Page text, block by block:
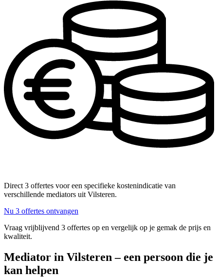
Direct 3 offertes voor een specifieke kostenindicatie van
verschillende mediators uit Vilsteren.
Nu 3 offertes ontvangen
Vraag vrijblijvend 3 offertes op en vergelijk op je gemak de prijs en
kwaliteit.
Mediator in Vilsteren – een persoon die je
kan helpen